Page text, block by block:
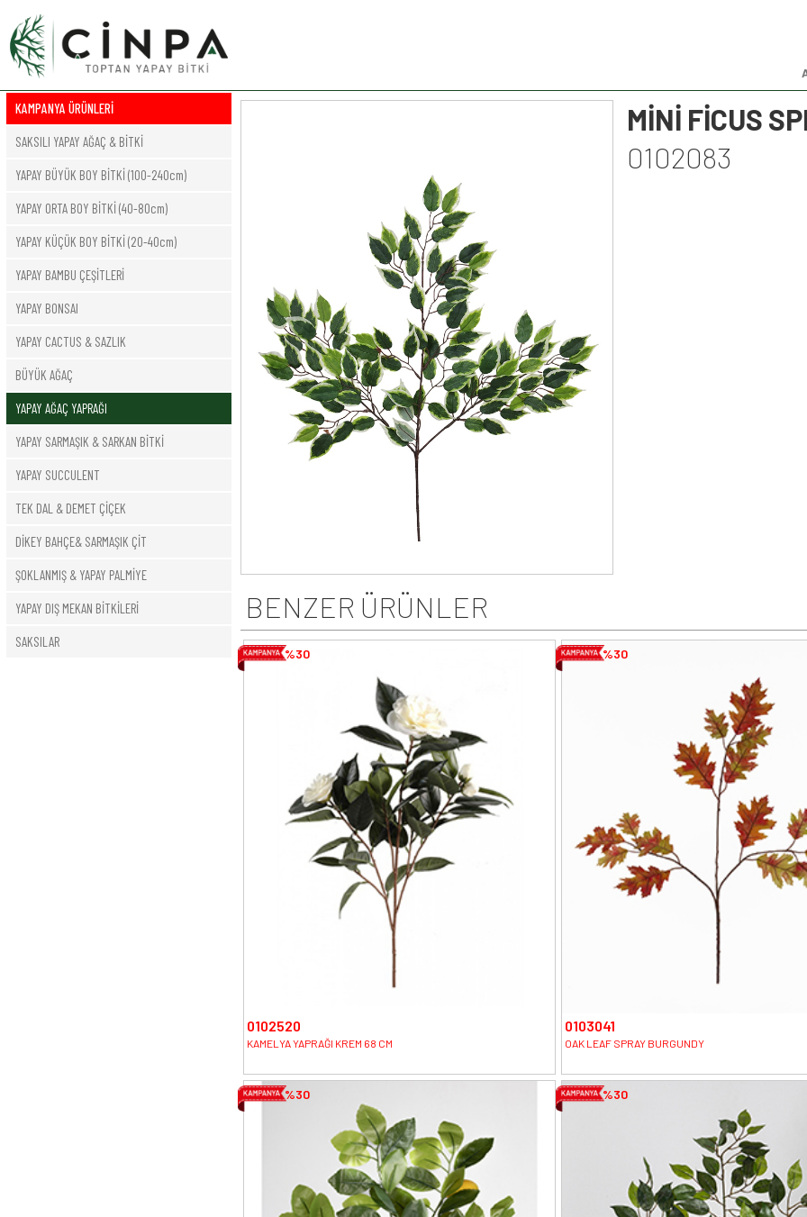
KAMPANYA ÜRÜNLERİ
SAKSILI YAPAY AĞAÇ & BİTKİ
YAPAY BÜYÜK BOY BİTKİ (100-240cm)
YAPAY ORTA BOY BİTKİ (40-80cm)
YAPAY KÜÇÜK BOY BİTKİ (20-40cm)
YAPAY BAMBU ÇEŞİTLERİ
YAPAY BONSAI
YAPAY CACTUS & SAZLIK
BÜYÜK AĞAÇ
YAPAY AĞAÇ YAPRAĞI
YAPAY SARMAŞIK & SARKAN BİTKİ
YAPAY SUCCULENT
TEK DAL & DEMET ÇİÇEK
DİKEY BAHÇE& SARMAŞIK ÇİT
ŞOKLANMIŞ & YAPAY PALMİYE
YAPAY DIŞ MEKAN BİTKİLERİ
SAKSILAR
MİNİ FİCUS
0102083
BENZER ÜRÜNLER
%30
0102520
KAMELYA YAPRAĞI KREM 68 CM
%30
0103041
OAK LEAF SPRAY BURGUNDY
%30 %30